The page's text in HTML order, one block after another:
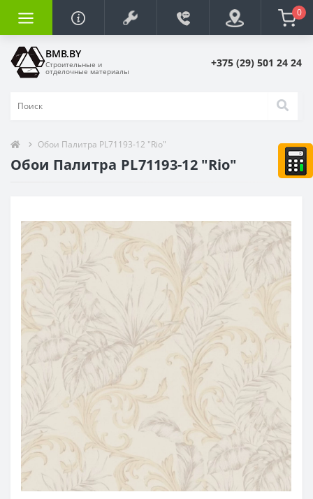
0
BMB.BY
Строительные и
отделочные материалы
+375 (29) 501 24 24
Обои Палитра PL71193-12 "Rio"
Обои Палитра PL71193-12 "Rio"